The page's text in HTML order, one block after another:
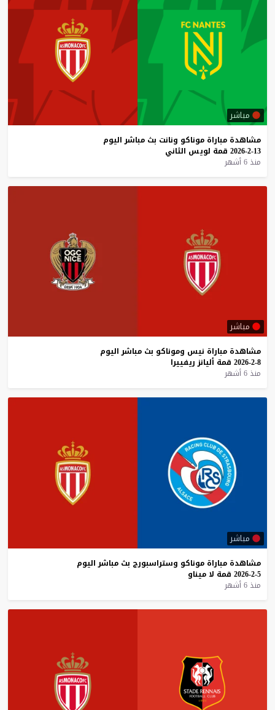
مباشر
مشاهدة مباراة موناكو ونانت بث مباشر اليوم
13-2-2026
قمة لويس الثاني
منذ 6 أشهر
مباشر
مشاهدة مباراة نيس وموناكو بث مباشر اليوم
8-2-2026
قمة أليانز ريفييرا
منذ 6 أشهر
مباشر
مشاهدة مباراة موناكو وستراسبورج بث مباشر اليوم
5-2-2026
قمة لا ميناو
منذ 6 أشهر